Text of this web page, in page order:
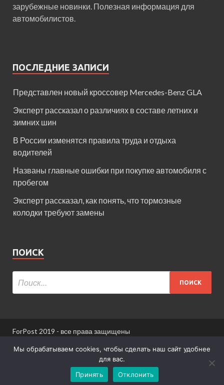
зарубежные новинки. Полезная информация для
автомобилистов.
ПОСЛЕДНИЕ ЗАПИСИ
Представлен новый кроссовер Mercedes-Benz GLA
Эксперт рассказал о различиях в составе летних и
зимних шин
В России изменятся правила труда и отдыха
водителей
Названы главные ошибки при покупке автомобиля с
пробегом
Эксперт рассказал, как понять, что тормозные
колодки требуют замены
ПОИСК
ForPost 2019 - все права защищены
При использовании материалов сайта ссылка
Информация для пользователей сайта
Мы обрабатываем cookies, чтобы сделать наш сайт удобнее
для вас.
Принять
Отклонить